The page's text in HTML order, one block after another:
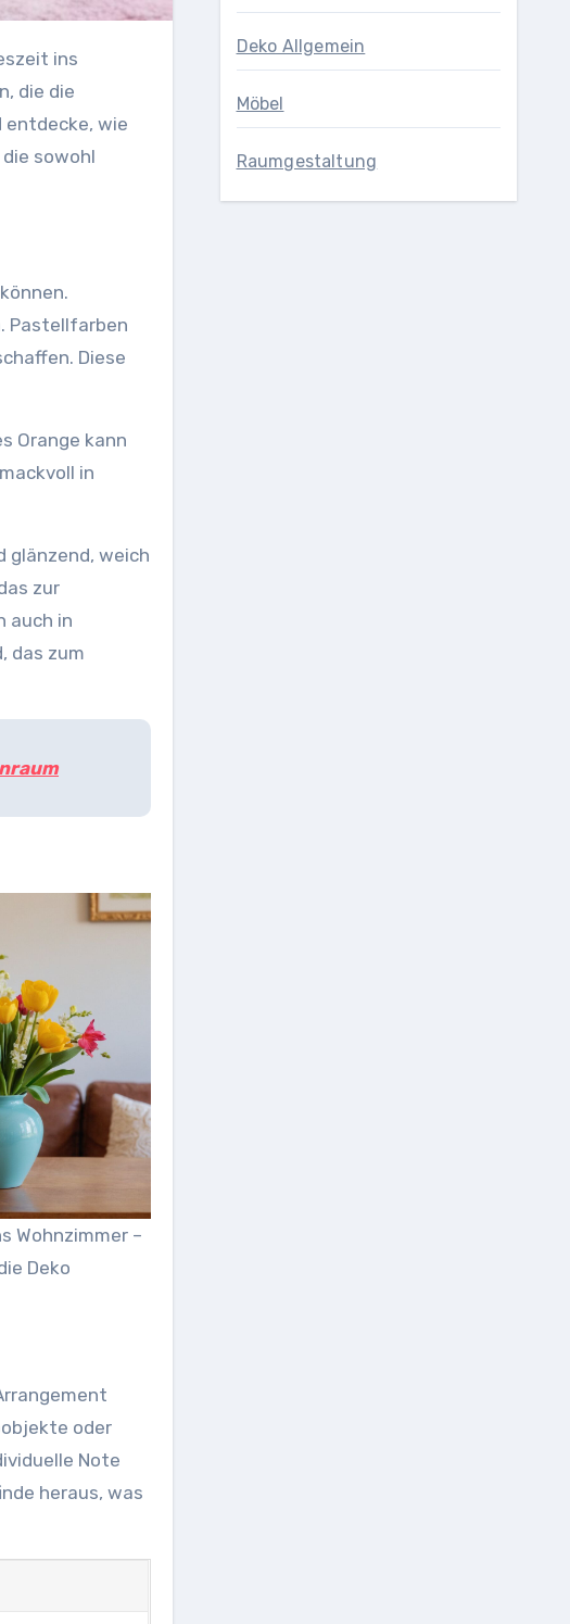
die die
entdecke, wie
sowohl
Pastellfarben
Diese
Orange kann
in
glänzend, weich
zur
auch in
das zum
Wohnzimmer –
Deko
oder
Note
heraus, was
Deko Allgemein
Möbel
Raumgestaltung